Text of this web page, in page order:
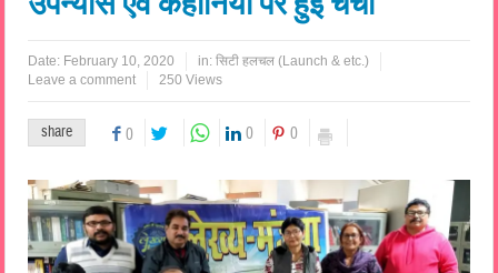
Date: February 10, 2020 in:सिटी हलचल (Launch & etc.)
Leave a comment
250 Views
share 0 0 0